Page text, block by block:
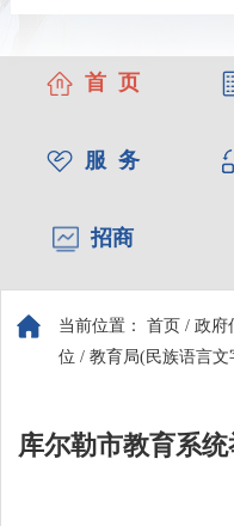
首 页
服 务
招商
当前位置： 首页 / 政府
位 / 教育局(民族语言文
库尔勒市教育系